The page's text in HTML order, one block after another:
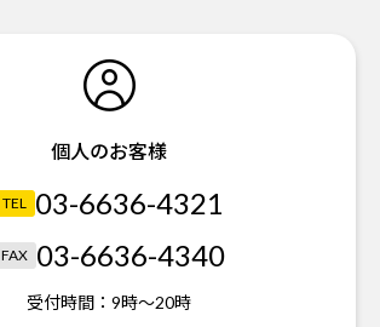
個人のお客様
TEL 03-6636-4321
FAX 03-6636-4340
受付時間： 9時～20時